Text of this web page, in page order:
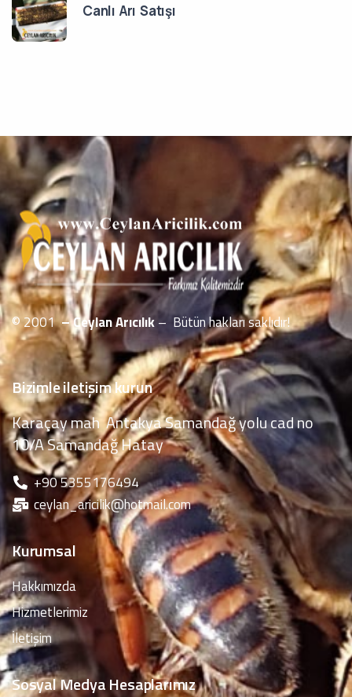
Canlı Arı Satışı
© 2001– Ceylan Arıcılık– Bütün hakları saklıdır!
Bizimle iletişim kurun
Karaçay mah Antakya Samandağ yolu cad no
10/A Samandağ Hatay
‪+90 5355176494
ceylan_aricilik@hotmail.com
Kurumsal
Hakkımızda
Hizmetlerimiz
İletişim
Sosyal Medya Hesaplarımız